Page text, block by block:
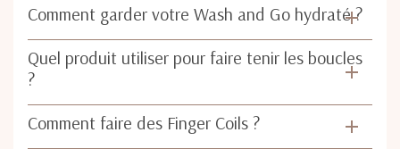
Comment garder votre Wash and Go hydraté ?
Quel produit utiliser pour faire tenir les boucles
?
Comment faire des Finger Coils ?